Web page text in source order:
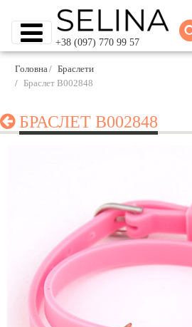
+38 (097) 770 99 57
Головна
Браслети
Браслет B002848
БРАСЛЕТ B002848